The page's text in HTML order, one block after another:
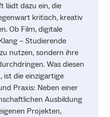
lädt dazu ein, die
kritisch, kreativ
Ob Film, digitale
– Studierende
nutzen, sondern ihre
Was diesen
ist die einzigartige
Praxis: Neben einer
Ausbildung
Projekten,